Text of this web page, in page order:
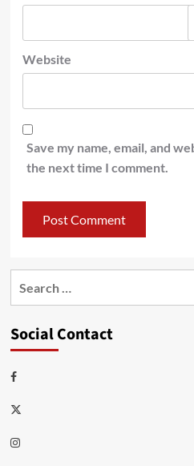
Website
Save my name, email, and
the next time I comment.
Social Contact
Facebook
Twitter
Instagram